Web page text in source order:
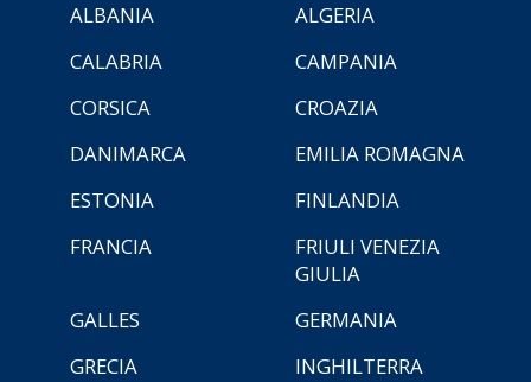
ALBANIA
ALGERIA
CALABRIA
CAMPANIA
CORSICA
CROAZIA
DANIMARCA
EMILIA ROMAGNA
ESTONIA
FINLANDIA
FRANCIA
FRIULI VENEZIA
GIULIA
GALLES
GERMANIA
GRECIA
INGHILTERRA